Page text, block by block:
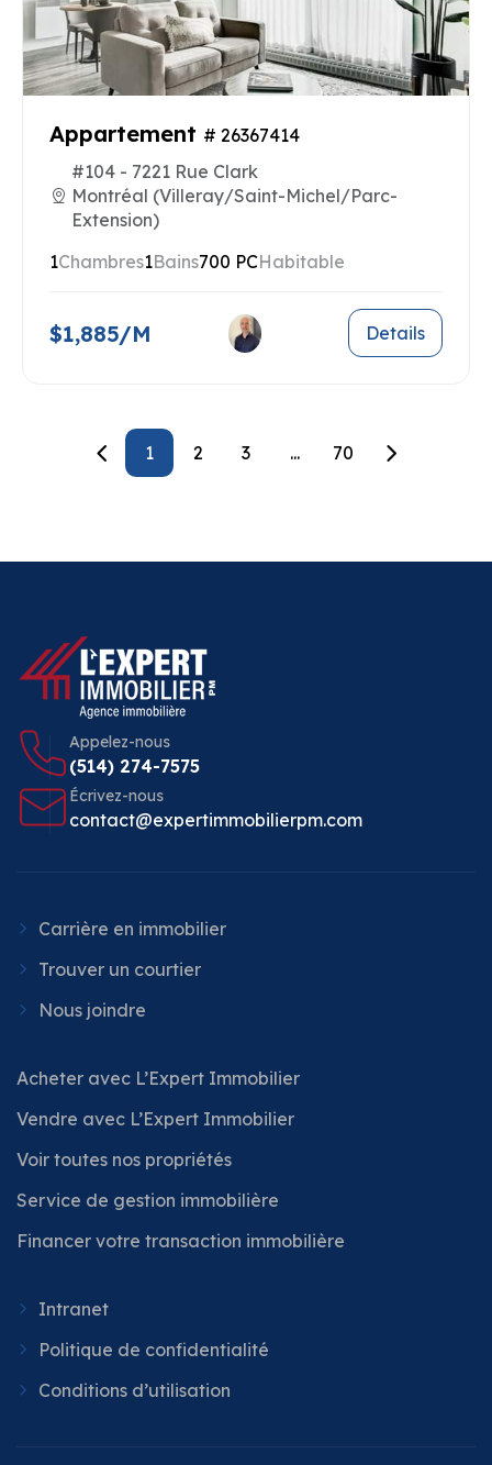
Appartement # 26367414
#104 - 7221 Rue Clark
Montréal (Villeray/Saint-Michel/Parc-
Extension)
1Chambres1Bains700 PCHabitable
$1,885/M Details
1 2 3 ... 70
Appelez-nous
(514) 274-7575
Écrivez-nous
contact@expertimmobilierpm.com
Carrière en immobilier
Trouver un courtier
Nous joindre
Acheter avec L’Expert Immobilier
Vendre avec L’Expert Immobilier
Voir toutes nos propriétés
Service de gestion immobilière
Financer votre transaction immobilière
Intranet
Politique de confidentialité
Conditions d’utilisation